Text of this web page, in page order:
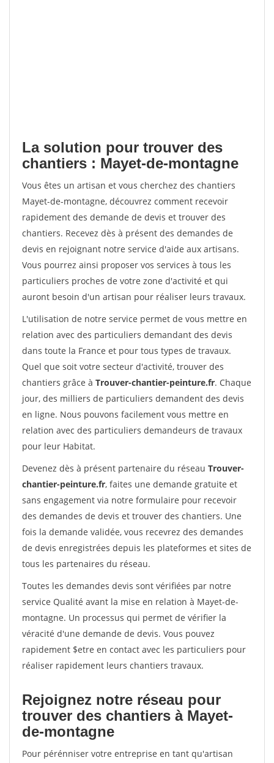
La solution pour trouver des
chantiers : Mayet-de-montagne
Vous êtes un artisan et vous cherchez des chantiers
Mayet-de-montagne, découvrez comment recevoir
rapidement des demande de devis et trouver des
chantiers. Recevez dès à présent des demandes de
devis en rejoignant notre service d'aide aux artisans.
Vous pourrez ainsi proposer vos services à tous les
particuliers proches de votre zone d'activité et qui
auront besoin d'un artisan pour réaliser leurs travaux.
L'utilisation de notre service permet de vous mettre en
relation avec des particuliers demandant des devis
dans toute la France et pour tous types de travaux.
Quel que soit votre secteur d'activité, trouver des
chantiers grâce à Trouver-chantier-peinture.fr. Chaque
jour, des milliers de particuliers demandent des devis
en ligne. Nous pouvons facilement vous mettre en
relation avec des particuliers demandeurs de travaux
pour leur Habitat.
Devenez dès à présent partenaire du réseau Trouver-
chantier-peinture.fr, faites une demande gratuite et
sans engagement via notre formulaire pour recevoir
des demandes de devis et trouver des chantiers. Une
fois la demande validée, vous recevrez des demandes
de devis enregistrées depuis les plateformes et sites de
tous les partenaires du réseau.
Toutes les demandes devis sont vérifiées par notre
service Qualité avant la mise en relation à Mayet-de-
montagne. Un processus qui permet de vérifier la
véracité d'une demande de devis. Vous pouvez
rapidement $etre en contact avec les particuliers pour
réaliser rapidement leurs chantiers travaux.
Rejoignez notre réseau pour
trouver des chantiers à Mayet-
de-montagne
Pour pérénniser votre entreprise en tant qu'artisan